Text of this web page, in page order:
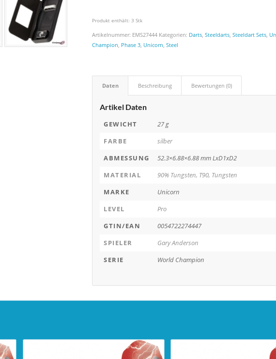
Produkt enthält: 3Stk
Artikelnummer: EMS27444 Kategorien: Darts ,Steeldarts ,Steeldart Sets
Champion Phase 3 Unicorn ,Steel
Daten Beschreibung Bewertungen (0)
Artikel Daten
GEWICHT
27 g
FARBE
silber
ABMESSUNG
52.3×6.88×6.88 mm LxD1xD2
MATERIAL
90% Tungsten, T90, Tungsten
MARKE
Unicorn
LEVEL
Pro
GTIN/EAN
0054722274447
SPIELER
Gary Anderson
SERIE
World Champion